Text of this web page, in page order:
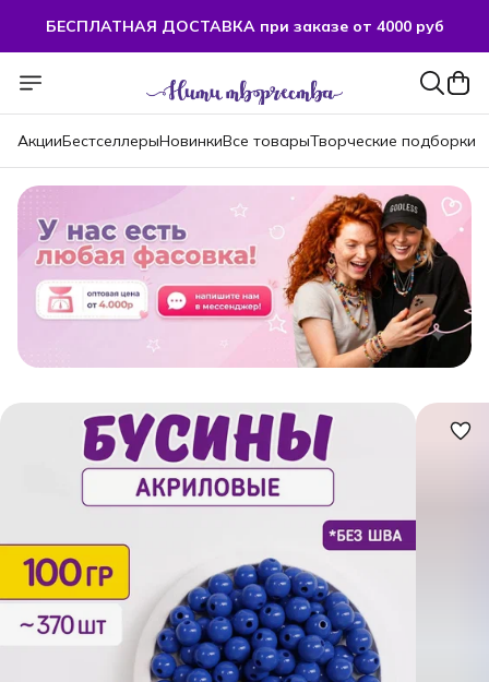
БЕСПЛАТНАЯ ДОСТАВКА при заказе от 4000 руб
АкцииБестселлерыНовинкиВсе товарыТворческие подборки